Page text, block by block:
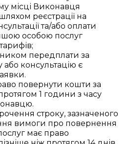
місці Виконавця
реєстрації на
та/або оплати
особою послуг
передплати за
або консультацію є
повернути кошти за
1 години з часу
строку, зазначеного
вимоги про повернення
має право